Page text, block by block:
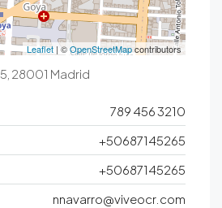
Leaflet | ©OpenStreetMapcontributors
28001 Madrid
789 456 3210
+50687145265
+50687145265
nnavarro@viveocr.com